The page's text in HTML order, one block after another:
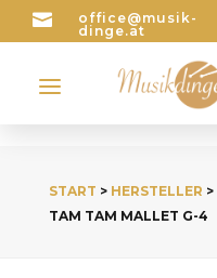

office@musik-
dinge.at
a
START > HERSTELLER >
TAM TAM MALLET G-4